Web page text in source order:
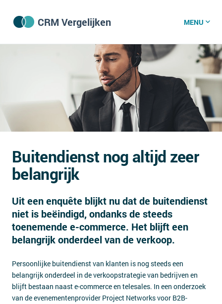
CRM Vergelijken
CRM kenniscentrum
CRM nieuws
Wat is CRM?
CRM vacatures
Over ons
GDPR
Contact
MENU
Buitendienst nog altijd zeer
belangrijk
Uit een enquête blijkt nu dat de buitendienst
niet is beëindigd, ondanks de steeds
toenemende e-commerce. Het blijft een
belangrijk onderdeel van de verkoop.
Persoonlijke buitendienst van klanten is nog steeds een
belangrijk onderdeel in de verkoopstrategie van bedrijven en
blijft bestaan naast e-commerce en telesales. In een onderzoek
van de evenementenprovider Project Networks voor B2B-